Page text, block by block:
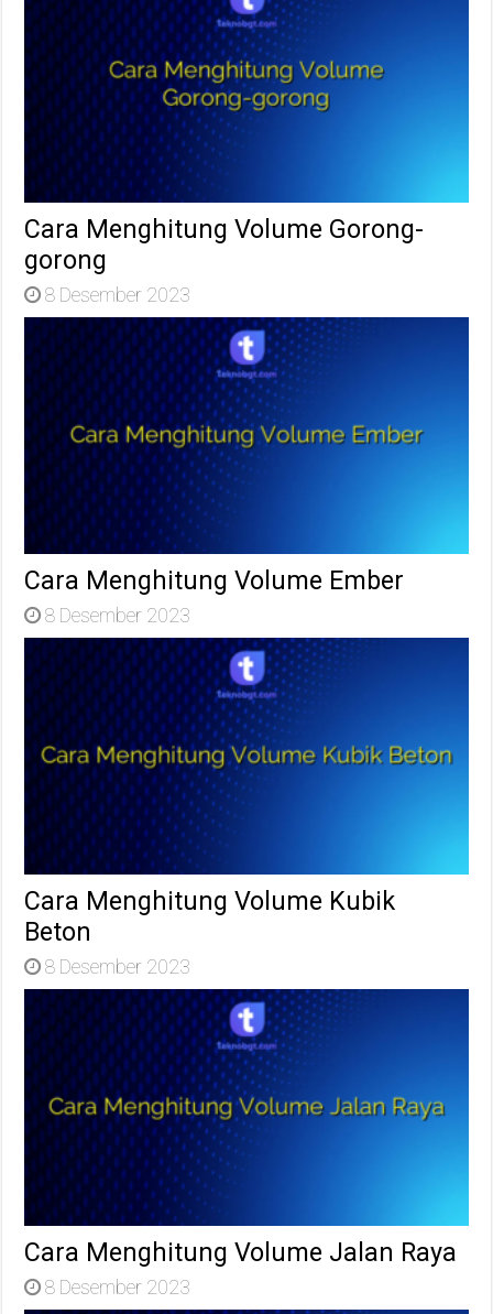
Cara Menghitung Volume Gorong-
gorong
8 Desember 2023
Cara Menghitung Volume Ember
8 Desember 2023
Cara Menghitung Volume Kubik
Beton
8 Desember 2023
Cara Menghitung Volume Jalan Raya
8 Desember 2023